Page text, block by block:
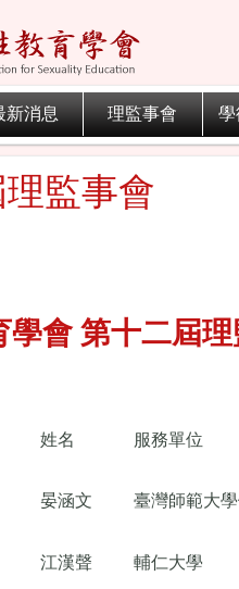
新消息 理監事會 學
監事會
學會 第十二屆
姓名 服務單位
晏涵文 臺灣師範大
江漢聲 輔仁大學